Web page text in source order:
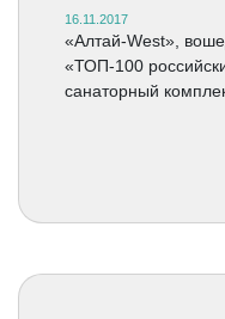
16.11.2017
«Алтай-West»,
«ТОП-100
санаторный